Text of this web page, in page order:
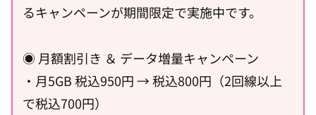
るキャンペーンが期間限定で実施中です。
◉ 月額割引き ＆ データ増量キャンペーン
・月5GB 税込950円 → 税込800円（2回線以上
で税込700円）